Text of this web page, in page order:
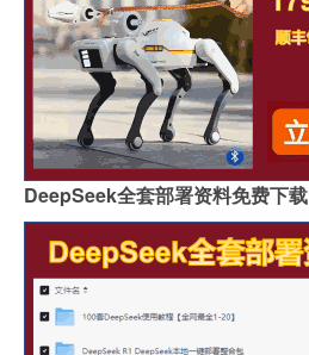
DeepSeek全套部署资料免费下载